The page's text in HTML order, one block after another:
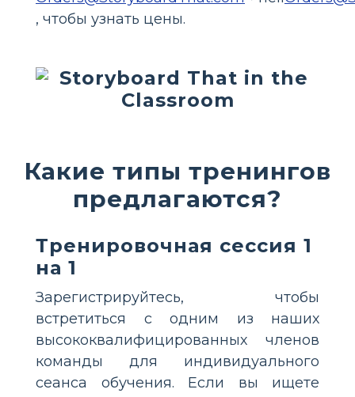
, чтобы узнать цены.
Какие типы тренингов
предлагаются?
Тренировочная сессия 1
на 1
Зарегистрируйтесь, чтобы
встретиться с одним из наших
высококвалифицированных членов
команды для индивидуального
сеанса обучения. Если вы ищете